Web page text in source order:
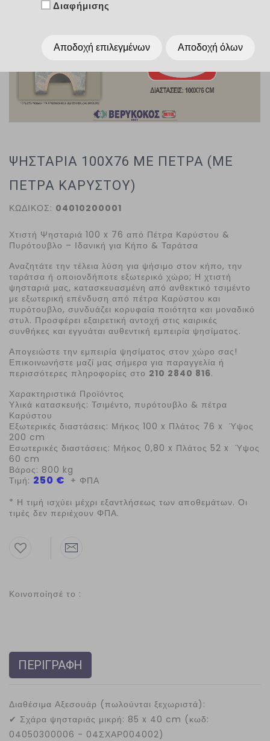
ΨΗΣΤΑΡΙΑ 100X76 ΜΕ ΠΕΤΡΑ (ΜΕ
ΠΕΤΡΑ ΚΑΡΥΣΤΟΥ)
ΚΩΔΙΚΟΣ: 04010200001
Χτιστή Ψησταριά 100 x 76 από Πέτρα Καρύστου &
Πυρότουβλο – Ιδανική για Κήπο & Ταράτσα
Αναζητάτε την τέλεια λύση για ψήσιμο στον κήπο, την
ταράτσα ή οποιονδήποτε εξωτερικό χώρο; Η χτιστή
ψησταριά μας, κατασκευασμένη από ανθεκτικό τσιμέντο
με εξωτερική επένδυση από πέτρα Καρύστου και
πυρότουβλο, συνδυάζει κορυφαία ποιότητα και μοναδικό
στυλ. Προσφέρει εξαιρετική αντοχή στις καιρικές
συνθήκες και εγγυάται αυθεντική εμπειρία ψησίματος.
Απογειώστε την εμπειρία ψησίματος στον χώρο σας!
Επικοινωνήστε μαζί μας σήμερα για παραγγελία ή
περισσότερες πληροφορίες στο 210 2840 816.
Χαρακτηριστικά Προϊόντος
Υλικά κατασκευής: Τσιμέντο, πυρότουβλο & πέτρα
Καρύστου
Εξωτερικές διαστάσεις: Μήκος 100 x Πλάτος 76 x Ύψος
200 cm
Εσωτερικές διαστάσεις: Μήκος 0,80 x Πλάτος 52 x Ύψος
60 cm
Βάρος: 800 kg
Τιμή: 250 € + ΦΠΑ
* Η τιμή ισχύει μέχρι εξαντλήσεως των αποθεμάτων. Οι
τιμές δεν περιέχουν ΦΠΑ.
Κοινοποίησέ το :
ΠΕΡΙΓΡΑΦΗ
Διαθέσιμα Αξεσουάρ (πωλούνται ξεχωριστά):
✔ Σχάρα ψησταριάς μικρή: 85 x 40 cm (κωδ:
04050300006 - 04ΣΧΑΡ004002)
Διαφήμισης
Αποδοχή επιλεγμένων Αποδοχή όλων